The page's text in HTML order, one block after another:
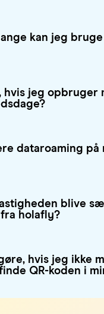
kan jeg
hvis jeg opbruger
dataroaming på
blive
holafly?
hvis jeg ikke
QR-koden i